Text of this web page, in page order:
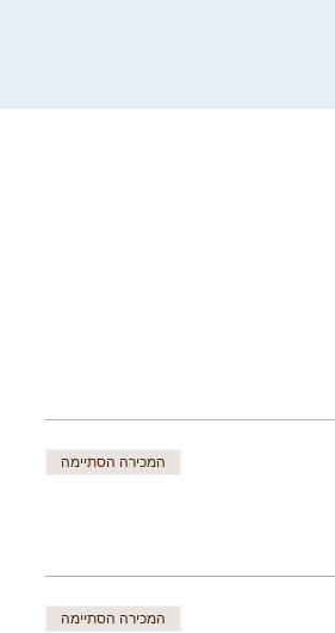
המכירה הסתיימה
המכירה הסתיימה